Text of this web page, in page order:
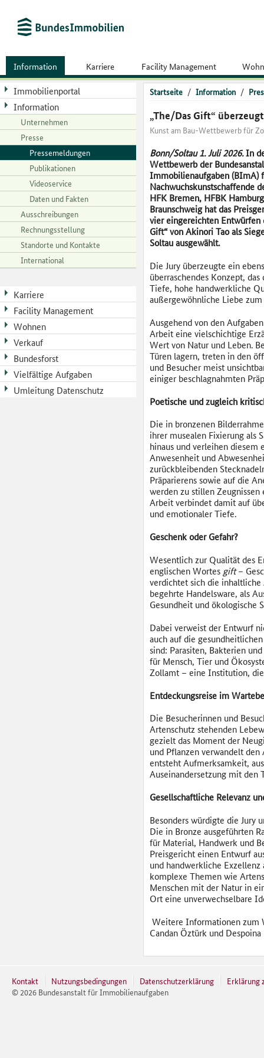
Information Karriere Facility Management
Immobilienportal
Information
Unternehmen
Presse
Pressemeldungen
Publikationen
Videoservice
Daten und Fakten
Ausschreibungen
Rechnungsstellung
Standorte und Kontakte
International
Karriere
Facility Management
Wohnen
Verkauf
Bundesforst
Vielfältige Aufgaben
Umleitung Datenschutz
Startseite / Information /
„The/Das Gift“
Kunst am Bau-Wettbewerb für
Bonn/Soltau 1. Juli 2026.In
Wettbewerb der
Immobilienaufgaben (BImA)
Nachwuchskunstschaffende
HFK Bremen, HFBK
Braunschweig hat das
vier eingereichten Entwürfen
Gift“ von Akinori Tao als
Soltau ausgewählt.
Die Jury überzeugte ein
überraschendes Konzept,
Tiefe, hohe handwerkliche
außergewöhnliche Liebe
Ausgehend von den
Arbeit eine vielschichtige
Wert von Natur und Leben.
Türen lagern, treten in den
und Besucher meist
einiger beschlagnahmten
Poetische und zugleich
Die in bronzenen
ihrer musealen Fixierung als
hinaus und verleihen diesem
Anwesenheit und
zurückbleibenden
Präparierens sowie auf die
werden zu stillen
Arbeit verbindet damit auf
und emotionaler Tiefe.
Geschenk oder Gefahr?
Wesentlich zur Qualität des
englischen Wortes gift–
verdichtet sich die
begehrte Handelsware, als
Gesundheit und ökologische
Dabei verweist der Entwurf
auch auf die
sind: Parasiten, Bakterien
für Mensch, Tier und
Zollamt – eine Institution,
Entdeckungsreise im
Die Besucherinnen und
Artenschutz stehenden
gezielt das Moment der
und Pflanzen verwandelt
entsteht Aufmerksamkeit,
Auseinandersetzung mit den
Gesellschaftliche Relevanz
Besonders würdigte die Jury
Die in Bronze ausgeführten
für Material, Handwerk und
Preisgericht einen Entwurf
und handwerkliche
komplexe Themen wie
Menschen mit der Natur in
Ort eine unverwechselbare
Weitere Informationen zum
Candan Öztürk und
Kontakt Nutzungsbedingungen Datenschutzerklärung
Erklärung
© 2026 Bundesanstalt für Immobilienaufgaben